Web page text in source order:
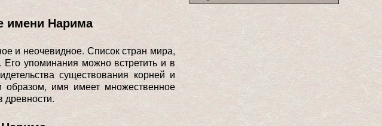
имени Нарима
и неочевидное. Список стран мира,
упоминания можно встретить и в
существования корней и
образом, имя имеет множественное
древности.